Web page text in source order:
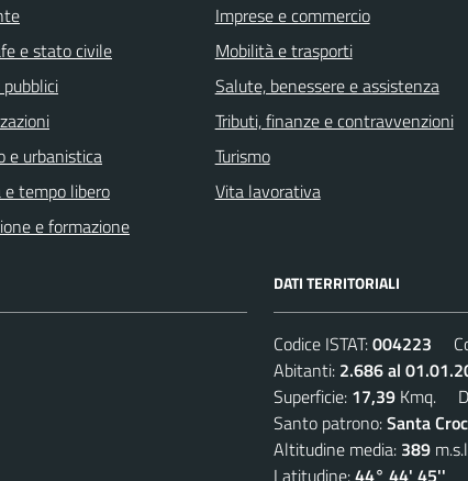
e stato civile
e urbanistica
e tempo libero
e formazione
Imprese e commercio
Mobilità e trasporti
Salute, benessere e assistenza
Tributi, finanze e contravvenzioni
Turismo
Vita lavorativa
DATI TERRITORIALI
Codice ISTAT:004223
Abitanti: 2.686 al
Superficie: 17,39 Kmq.
Santo patrono:Santa
Altitudine media: 389
Latitudine:44° 44' 45''